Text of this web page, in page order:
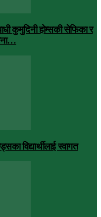
कुमुदिनी होम्सकी सेफिका र
विद्यार्थीलाई स्वागत